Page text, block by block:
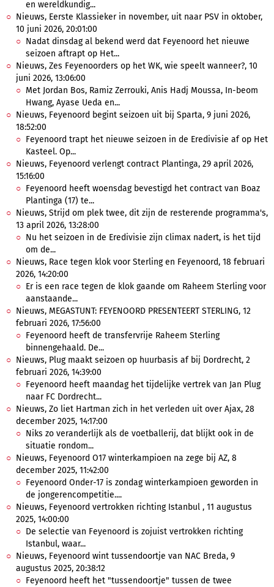
en wereldkundig...
Nieuws, Eerste Klassieker in november, uit naar PSV in oktober,
10 juni 2026, 20:01:00
Nadat dinsdag al bekend werd dat Feyenoord het nieuwe
seizoen aftrapt op Het...
Nieuws, Zes Feyenoorders op het WK, wie speelt wanneer?, 10
juni 2026, 13:06:00
Met Jordan Bos, Ramiz Zerrouki, Anis Hadj Moussa, In-beom
Hwang, Ayase Ueda en...
Nieuws, Feyenoord begint seizoen uit bij Sparta, 9 juni 2026,
18:52:00
Feyenoord trapt het nieuwe seizoen in de Eredivisie af op Het
Kasteel. Op...
Nieuws, Feyenoord verlengt contract Plantinga, 29 april 2026,
15:16:00
Feyenoord heeft woensdag bevestigd het contract van Boaz
Plantinga (17) te...
Nieuws, Strijd om plek twee, dit zijn de resterende programma's,
13 april 2026, 13:28:00
Nu het seizoen in de Eredivisie zijn climax nadert, is het tijd
om de...
Nieuws, Race tegen klok voor Sterling en Feyenoord, 18 februari
2026, 14:20:00
Er is een race tegen de klok gaande om Raheem Sterling voor
aanstaande...
Nieuws, MEGASTUNT: FEYENOORD PRESENTEERT STERLING, 12
februari 2026, 17:56:00
Feyenoord heeft de transfervrije Raheem Sterling
binnengehaald. De...
Nieuws, Plug maakt seizoen op huurbasis af bij Dordrecht, 2
februari 2026, 14:39:00
Feyenoord heeft maandag het tijdelijke vertrek van Jan Plug
naar FC Dordrecht...
Nieuws, Zo liet Hartman zich in het verleden uit over Ajax, 28
december 2025, 14:17:00
Niks zo veranderlijk als de voetballerij, dat blijkt ook in de
situatie rondom...
Nieuws, Feyenoord O17 winterkampioen na zege bij AZ, 8
december 2025, 11:42:00
Feyenoord Onder-17 is zondag winterkampioen geworden in
de jongerencompetitie....
Nieuws, Feyenoord vertrokken richting Istanbul , 11 augustus
2025, 14:00:00
De selectie van Feyenoord is zojuist vertrokken richting
Istanbul, waar...
Nieuws, Feyenoord wint tussendoortje van NAC Breda, 9
augustus 2025, 20:38:12
Feyenoord heeft het "tussendoortje" tussen de twee